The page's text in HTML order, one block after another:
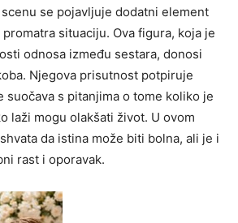
scenu se pojavljuje dodatni element
situaciju. Ova figura, koja je
odnosa između sestara, donosi
Njegova prisutnost potpiruje
suočava s pitanjima o tome koliko je
laži mogu olakšati život. U ovom
da istina može biti bolna, ali je i
rast i oporavak.